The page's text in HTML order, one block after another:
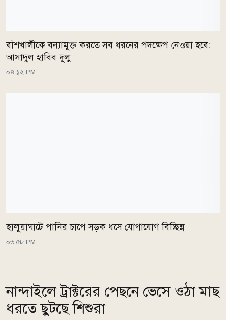
বাঁশখালীকে বন্যামুক্ত করতে সব ধরনের পদক্ষেপ নেওয়া হবে:
আসাদুল হাবিব দুলু
০৪:১২ PM
হালুয়াঘাটে পানির চাপে সড়ক ধসে যোগাযোগ বিচ্ছিন্ন
০৩:৫৮ PM
নান্দাইলে ট্রাক্টরের পেছনে ভেসে ওঠা মাছ
ধরতে ছুটছে শিশুরা